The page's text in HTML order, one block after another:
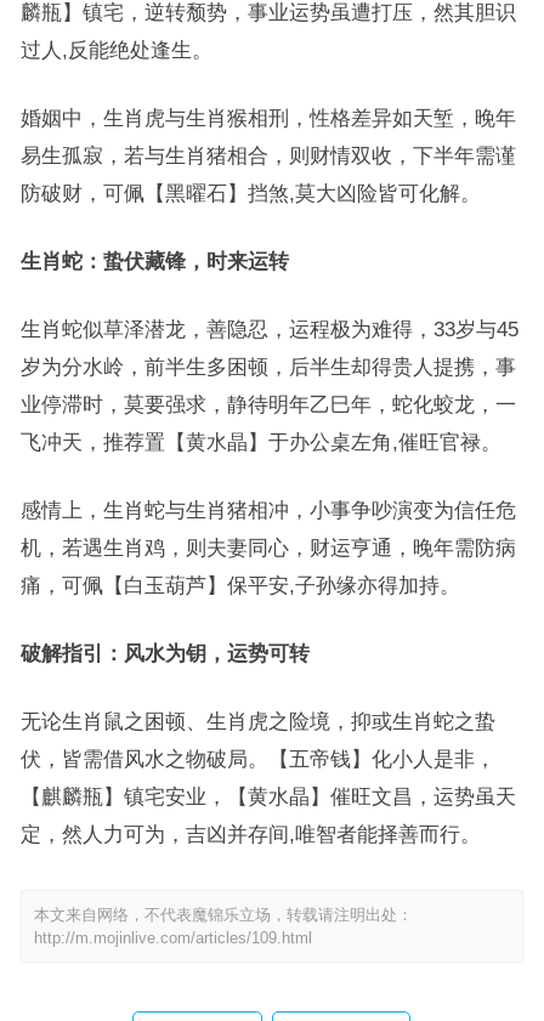
麟瓶】镇宅，逆转颓势，事业运势虽遭打压，然其胆识
过人,反能绝处逢生。
婚姻中，生肖虎与生肖猴相刑，性格差异如天堑，晚年
易生孤寂，若与生肖猪相合，则财情双收，下半年需谨
防破财，可佩【黑曜石】挡煞,莫大凶险皆可化解。
生肖蛇：蛰伏藏锋，时来运转
生肖蛇似草泽潜龙，善隐忍，运程极为难得，33岁与45
岁为分水岭，前半生多困顿，后半生却得贵人提携，事
业停滞时，莫要强求，静待明年乙巳年，蛇化蛟龙，一
飞冲天，推荐置【黄水晶】于办公桌左角,催旺官禄。
感情上，生肖蛇与生肖猪相冲，小事争吵演变为信任危
机，若遇生肖鸡，则夫妻同心，财运亨通，晚年需防病
痛，可佩【白玉葫芦】保平安,子孙缘亦得加持。
破解指引：风水为钥，运势可转
无论生肖鼠之困顿、生肖虎之险境，抑或生肖蛇之蛰
伏，皆需借风水之物破局。【五帝钱】化小人是非，
【麒麟瓶】镇宅安业，【黄水晶】催旺文昌，运势虽天
定，然人力可为，吉凶并存间,唯智者能择善而行。
本文来自网络，不代表魔锦乐立场，转载请注明出处：
http://m.mojinlive.com/articles/109.html